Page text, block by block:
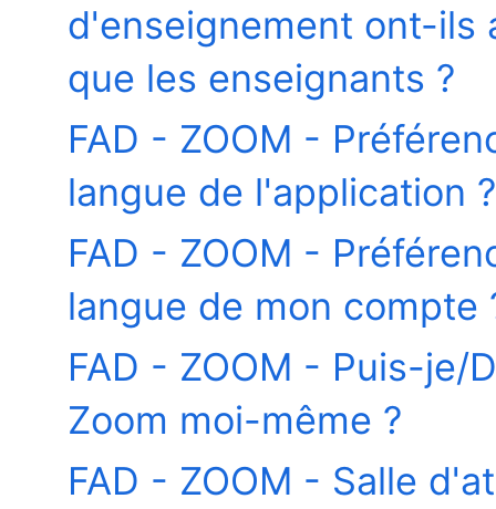
d'enseignement ont-ils
que les enseignants ?
FAD - ZOOM -
langue de l'application ?
FAD - ZOOM -
langue de mon compte
FAD - ZOOM - Puis-je/
Zoom moi-même ?
FAD - ZOOM - Salle